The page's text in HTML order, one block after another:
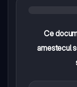
Ce
amestecul